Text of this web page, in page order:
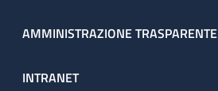
AMMINISTRAZIONE TRASPARENTE
INTRANET